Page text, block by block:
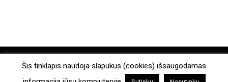
Šis tinklapis naudoja slapukus (cookies) išsaugodamas